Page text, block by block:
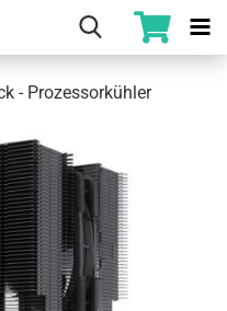
- Prozessorkühler